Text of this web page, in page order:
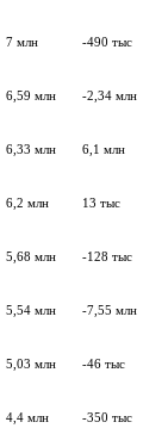
7 млн -490 тыс
6,59 млн -2,34 млн
6,33 млн 6,1 млн
6,2 млн 13 тыс
5,68 млн -128 тыс
5,54 млн -7,55 млн
5,03 млн -46 тыс
4,4 млн -350 тыс